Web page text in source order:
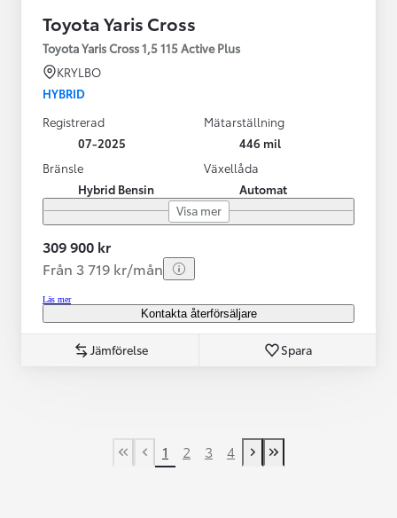
Toyota Yaris Cross
Toyota Yaris Cross 1,5 115 Active Plus
KRYLBO
HYBRID
Registrerad
07-2025
Mätarställning
446 mil
Bränsle
Hybrid Bensin
Växellåda
Automat
Visa mer
309 900 kr
Från 3 719 kr/mån
Läs mer
Kontakta återförsäljare
Jämförelse Spara
First Page
Previous page
1 2 3 4
Next page
Last Page